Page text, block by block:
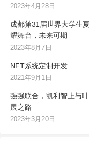
2023年4月28日
成都第31届世界大学生
耀舞台，未来可期
2023年8月7日
NFT系统定制开发
2021年9月1日
强强联合，凯利智上与
展之路
2023年3月20日